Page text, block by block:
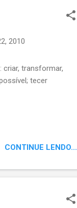
2010
criar, transformar,
tecer
CONTINUE LENDO...